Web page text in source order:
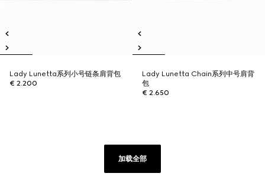
Lady Lunetta系列小号链条肩背包
€ 2.200
Lady Lunetta Chain系列中号肩背
包
€ 2.650
加载全部